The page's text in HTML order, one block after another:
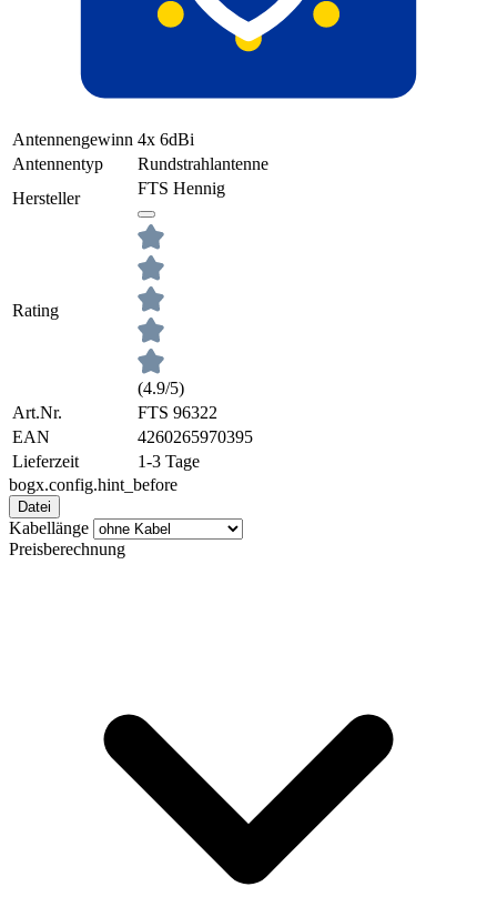
Antennengewinn 4x 6dBi
Antennentyp
Rundstrahlantenne
Hersteller
FTS Hennig
Rating
(4.9/5)
Art.Nr.
FTS 96322
EAN
4260265970395
Lieferzeit
1-3 Tage
bogx.config.hint_before
Datei
Kabellänge
Preisberechnung